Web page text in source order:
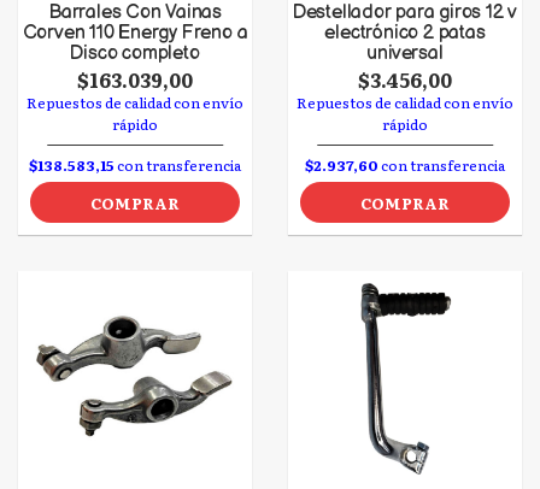
Barrales Con Vainas
Corven 110 Energy Freno a
Disco completo
$163.039,00
Repuestos de calidad con envío
rápido
$138.583,15con transferencia
COMPRAR
Destellador para giros 12 v
electrónico 2 patas
universal
$3.456,00
Repuestos de calidad con envío
rápido
$2.937,60con transferencia
COMPRAR